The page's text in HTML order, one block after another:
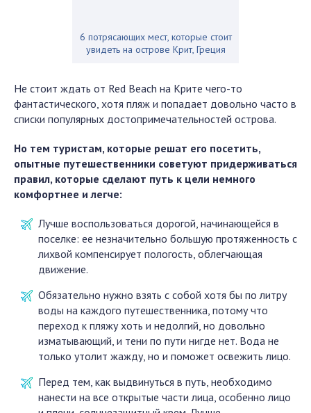
6 потрясающих мест, которые стоит
увидеть на острове Крит, Греция
Не стоит ждать от Red Beach на Крите чего-то
фантастического, хотя пляж и попадает довольно часто в
списки популярных достопримечательностей острова.
Но тем туристам, которые решат его посетить,
опытные путешественники советуют придерживаться
правил, которые сделают путь к цели немного
комфортнее и легче:
Лучше воспользоваться дорогой, начинающейся в
поселке: ее незначительно большую протяженность с
лихвой компенсирует пологость, облегчающая
движение.
Обязательно нужно взять с собой хотя бы по литру
воды на каждого путешественника, потому что
переход к пляжу хоть и недолгий, но довольно
изматывающий, и тени по пути нигде нет. Вода не
только утолит жажду, но и поможет освежить лицо.
Перед тем, как выдвинуться в путь, необходимо
нанести на все открытые части лица, особенно лицо